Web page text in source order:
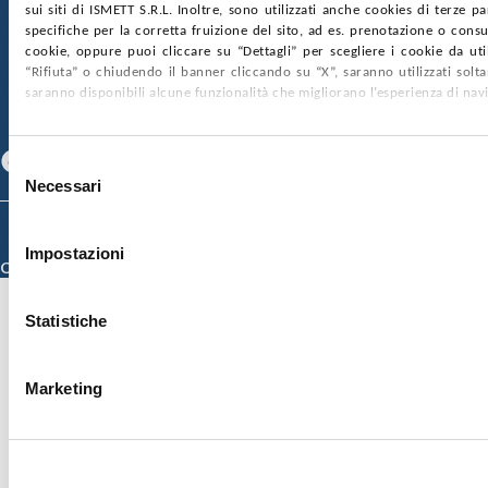
sui siti di ISMETT S.R.L. Inoltre, sono utilizzati anche cookies di terze
specifiche per la corretta fruizione del sito, ad es. prenotazione o
cookie, oppure puoi cliccare su “Dettagli” per scegliere i cookie da
“Rifiuta” o chiudendo il banner cliccando su “X”, saranno utilizzati
saranno disponibili alcune funzionalità che migliorano l’esperienza di
Selezione
delNecessari
Impostazioni
Statistiche
Marketing
SOCIETÀ TRASPARENTE WHISTLEBLOWING
GARE E CONTRATTIPRIVACYCOOKIE POLICY
SOSTIENICIMAPPA DEL SITOACCESSIBILITÀ
CONTATTI
Specializzazione)
Credits